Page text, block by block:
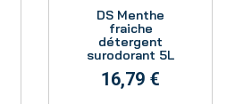
DS Menthe
fraiche
détergent
surodorant 5L
16,79 €